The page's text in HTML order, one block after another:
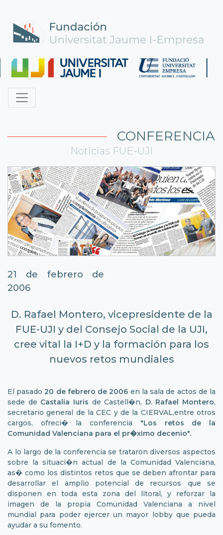
CONFERENCIA
Noticias FUE-UJI
21 de febrero de
2006
D. Rafael Montero, vicepresidente de la
FUE-UJI y del Consejo Social de la UJI,
cree vital la I+D y la formación para los
nuevos retos mundiales
El pasado 20 de febrero de 2006 en la sala de actos de la
sede de Castalia Iuris de Castell�n, D. Rafael Montero,
secretario general de la CEC y de la CIERVAL,entre otros
cargos, ofreci� la conferencia "Los retos de la
Comunidad Valenciana para el pr�ximo decenio".
A lo largo de la conferencia se trataron diversos aspectos
sobre la situaci�n actual de la Comunidad Valenciana,
as� como los distintos retos que se deben afrontar para
desarrollar el amplio potencial de recursos que se
disponen en toda esta zona del litoral, y reforzar la
imagen de la propia Comunidad Valenciana a nivel
mundial para poder ejercer un mayor lobby que pueda
ayudar a su fomento.